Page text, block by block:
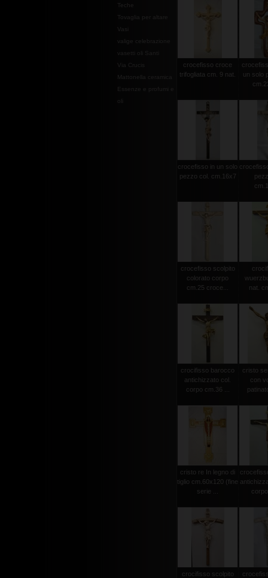
valige celebrazione
Mattonella ceramica
Essenze e profumi e
crocefisso croce
trifogliata cm. 9 nat.
un solo
crocefisso in un solo
pezzo col. cm.16x7
crocefisso scolpito
colorato corpo
cm.25 croce...
nat.
crocifisso barocco
antichizzato col.
corpo cm.36 ...
cristo
con
cristo re In legno di
tiglio cm.60x120 (fine
serie ...
crocifisso scolpito